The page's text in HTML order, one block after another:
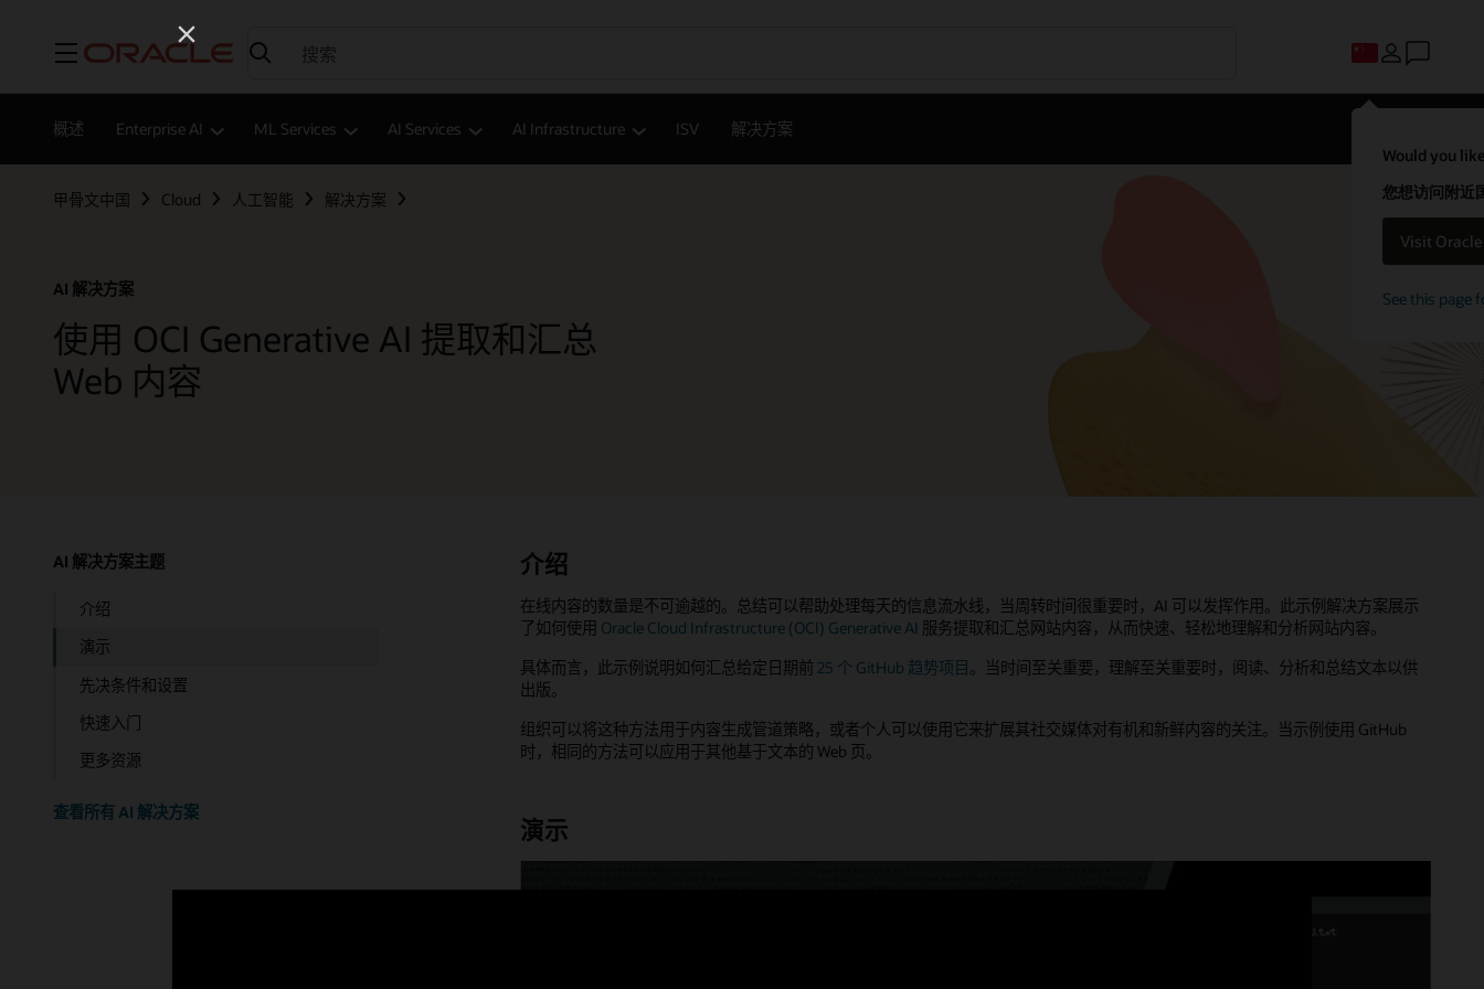
菜单
Would you
您想访问附近
Visit
See this page
概述 Enterprise AI ML Services AI Services AI Infrastructure ISV 解决方案
甲骨文中国 Cloud 人工智能 解决方案
AI 解决方案
使用 OCI Generative AI 提取和汇总
Web 内容
AI 解决方案主题
介绍
演示
先决条件和设置
快速入门
更多资源
查看所有 AI 解决方案
介绍
在线内容的数量是不可逾越的。总结可以帮助处理每天的信息流水线，当周转时间很重要时，AI 可以发挥作用。此示例解决方案展示
了如何使用 Oracle Cloud Infrastructure (OCI) Generative AI 服务提取和汇总网站内容，从而快速、轻松地理解和分析网站内容。
具体而言，此示例说明如何汇总给定日期前25 个 GitHub 趋势项目。当时间至关重要，理解至关重要时，阅读、分析和总结文本以供
出版。
组织可以将这种方法用于内容生成管道策略，或者个人可以使用它来扩展其社交媒体对有机和新鲜内容的关注。当示例使用 GitHub
时，相同的方法可以应用于其他基于文本的 Web 页。
演示